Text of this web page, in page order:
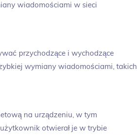
wiadomościami w sieci
przychodzące i wychodzące
wymiany wiadomościami, takich
na urządzeniu, w tym
otwierał je w trybie